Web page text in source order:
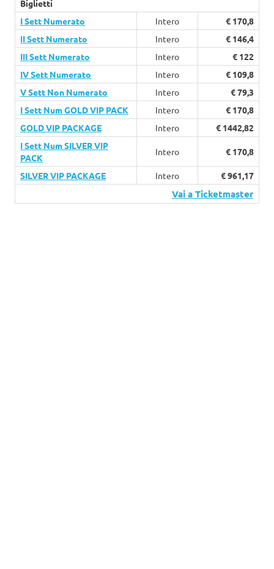
Biglietti
I Sett Numerato
Intero
€ 170,8
II Sett Numerato
Intero
€ 146,4
III Sett Numerato
Intero
€ 122
IV Sett Numerato
Intero
€ 109,8
V Sett Non Numerato
Intero
€ 79,3
I Sett Num GOLD VIP PACK
Intero
€ 170,8
GOLD VIP PACKAGE
Intero
€ 1442,82
I Sett Num SILVER VIP
PACK
Intero € 170,8
SILVER VIP PACKAGE Intero € 961,17
Vai a Ticketmaster